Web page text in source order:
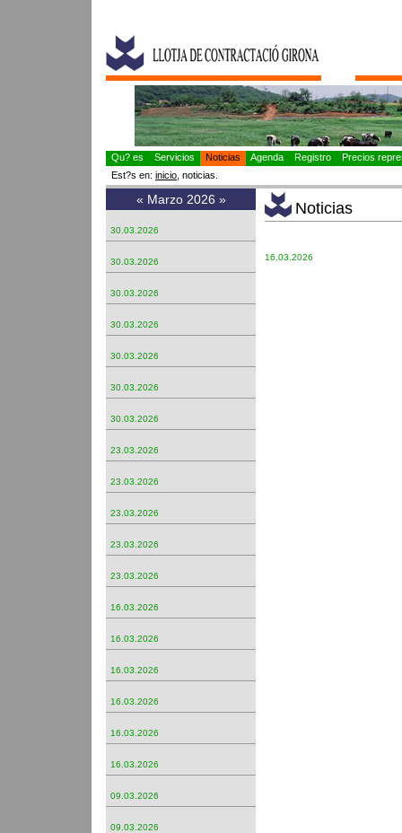
Qu? es Servicios Noticias Agenda Registro
Precios
Est?s en: inicio , noticias.
« Marzo 2026 »
30.03.2026
30.03.2026
30.03.2026
30.03.2026
30.03.2026
30.03.2026
30.03.2026
23.03.2026
23.03.2026
23.03.2026
23.03.2026
23.03.2026
16.03.2026
16.03.2026
16.03.2026
16.03.2026
16.03.2026
16.03.2026
09.03.2026
09.03.2026
Noticias
16.03.2026